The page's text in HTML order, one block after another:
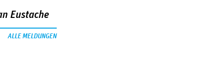
Eustache
ALLE MELDUNGEN